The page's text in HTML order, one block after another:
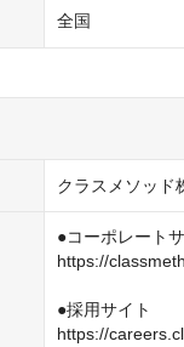
全国
クラスメソッド
●コーポレート
https://
●採用サイト
https://